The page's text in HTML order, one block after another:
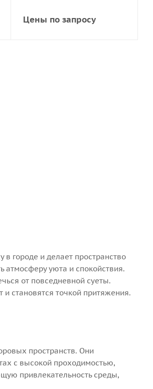
Цены по запросу
городе и делает пространство
атмосферу уюта и спокойствия.
от повседневной суеты.
становятся точкой притяжения.
пространств. Они
с высокой проходимостью,
привлекательность среды,